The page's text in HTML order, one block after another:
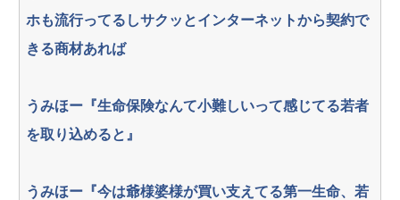
ホも流行ってるしサクッとインターネットから契約で
きる商材あれば
うみほー『生命保険なんて小難しいって感じてる若者
を取り込めると』
うみほー『今は爺様婆様が買い支えてる第一生命、若